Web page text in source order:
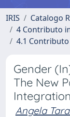
IRIS
Catalogo
4 Contributo
4.1
Gender
The New
Integration
Angela